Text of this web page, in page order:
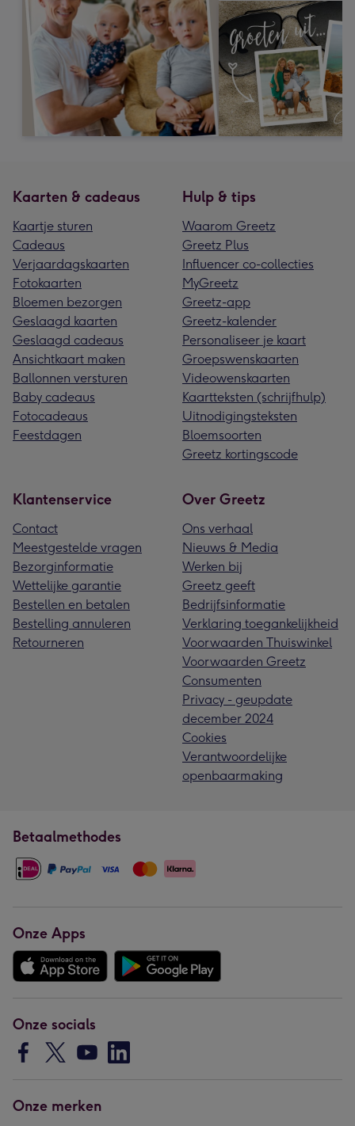
Kaarten & cadeaus
Kaartje sturen
Cadeaus
Verjaardagskaarten
Fotokaarten
Bloemen bezorgen
Geslaagd kaarten
Geslaagd cadeaus
Ansichtkaart maken
Ballonnen versturen
Baby cadeaus
Fotocadeaus
Feestdagen
Hulp & tips
Waarom Greetz
Greetz Plus
Influencer co-collecties
MyGreetz
Greetz-app
Greetz-kalender
Personaliseer je kaart
Groepswenskaarten
Videowenskaarten
Kaartteksten (schrijfhulp)
Uitnodigingsteksten
Bloemsoorten
Greetz kortingscode
Klantenservice
Contact
Meestgestelde vragen
Bezorginformatie
Wettelijke garantie
Bestellen en betalen
Bestelling annuleren
Retourneren
Over Greetz
Ons verhaal
Nieuws & Media
Werken bij
Greetz geeft
Bedrijfsinformatie
Verklaring toegankelijkheid
Voorwaarden Thuiswinkel
Voorwaarden Greetz
Consumenten
Privacy - geupdate
december 2024
Cookies
Verantwoordelijke
openbaarmaking
Betaalmethodes
Onze Apps
Onze socials
Onze merken